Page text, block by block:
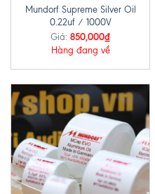
Mundorf Supreme Silver Oil
0.22uf / 1000V
Giá: 850,000₫
Hàng đang về